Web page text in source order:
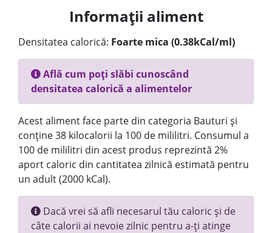
Informații aliment
Densitatea calorică: Foarte mica (0.38kCal/ml)
Află cum poți slăbi cunoscând
densitatea calorică a alimentelor
Acest aliment face parte din categoria Bauturi și
conține 38 kilocalorii la 100 de mililitri. Consumul a
100 de mililitri din acest produs reprezintă 2%
aport caloric din cantitatea zilnică estimată pentru
un adult (2000 kCal).
Dacă vrei să afli necesarul tău caloric și de
câte calorii ai nevoie zilnic pentru a-ți atinge